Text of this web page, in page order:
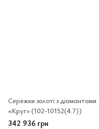
Сережки золоті з діамантами
«Круг» (102-10152(4.7))
342 936 грн